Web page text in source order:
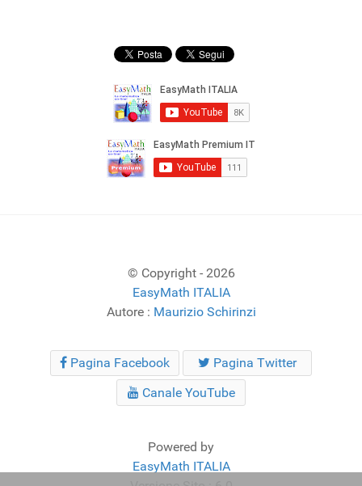
© Copyright - 2026
EasyMath ITALIA
Autore : Maurizio Schirinzi
Pagina Facebook
Pagina Twitter
Canale YouTube
Powered by
EasyMath ITALIA